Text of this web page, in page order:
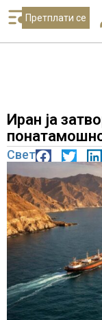
Претплати се
Иран ја
Свет